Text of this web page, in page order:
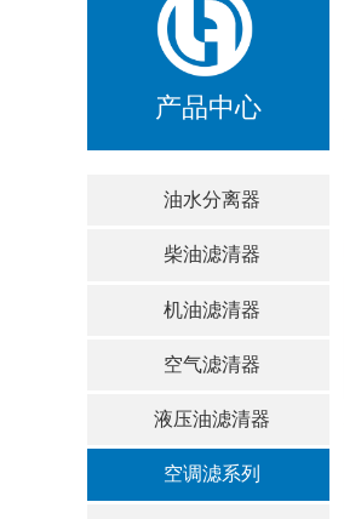
产品中心
油水分离器
柴油滤清器
机油滤清器
空气滤清器
液压油滤清器
空调滤系列